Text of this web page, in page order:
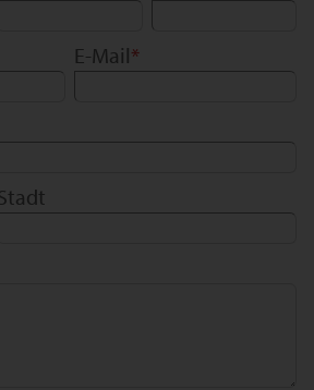
E-Mail*